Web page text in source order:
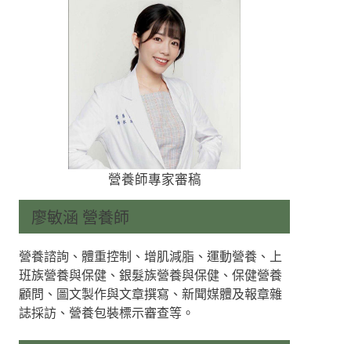
營養師專家審稿
廖敏涵 營養師
營養諮詢、體重控制、增肌減脂、運動營養、上
班族營養與保健、銀髮族營養與保健、保健營養
顧問、圖文製作與文章撰寫、新聞媒體及報章雜
誌採訪、營養包裝標示審查等。